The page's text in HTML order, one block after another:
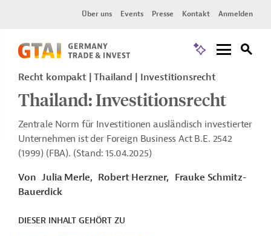
Über uns Events Presse Kontakt Anmelden
Recht kompakt | Thailand | Investitionsrecht
Thailand: Investitionsrecht
Zentrale Norm für Investitionen ausländisch investierter
Unternehmen ist der Foreign Business Act B.E. 2542
(1999) (FBA). (Stand: 15.04.2025)
Von Julia Merle, Robert Herzner, Frauke Schmitz-
Bauerdick
DIESER INHALT GEHÖRT ZU